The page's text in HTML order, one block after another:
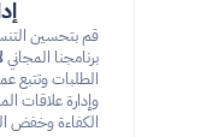
برنامجنا المجاني
الكفاءة وخفض